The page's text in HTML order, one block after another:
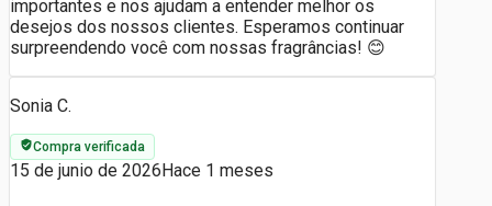
importantes e nos ajudam a entender melhor os
desejos dos nossos clientes. Esperamos continuar
surpreendendo você com nossas fragrâncias! 😊
Sonia C.
Compra verificada
15 de junio de 2026Hace 1 meses